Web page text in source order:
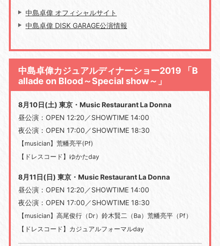
中島卓偉 オフィシャルサイト
中島卓偉 DISK GARAGE公演情報
中島卓偉カジュアルディナーショー2019 「B
allade on Blood～Special show～」
8月10日(土) 東京・Music Restaurant La Donna
昼公演：OPEN 12:20／SHOWTIME 14:00
夜公演：OPEN 17:00／SHOWTIME 18:30
【musician】荒幡亮平(Pf)
【ドレスコード】ゆかたday
8月11日(日) 東京・Music Restaurant La Donna
昼公演：OPEN 12:20／SHOWTIME 14:00
夜公演：OPEN 17:00／SHOWTIME 18:30
【musician】高尾俊行（Dr）鈴木賢二（Ba）荒幡亮平（Pf）
【ドレスコード】カジュアルフォーマルday